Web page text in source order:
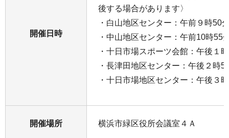
開催日時
後する場合があります〉
・白山地区センター：午前９時50
・中山地区センター：午前10時55
・十日市場スポーツ会館：午後１
・長津田地区センター：午後２時
・十日市場地区センター：午後３
開催場所 横浜市緑区役所会議室４Ａ